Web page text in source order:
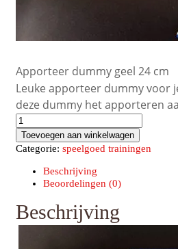
Apporteer dummy geel 24 cm
Leuke apporteer dummy voor
deze dummy het apporteren
Apporteer
dummy
aantal
Toevoegen aan winkelwagen
Categorie: speelgoed trainingen
Beschrijving
Beoordelingen (0)
Beschrijving